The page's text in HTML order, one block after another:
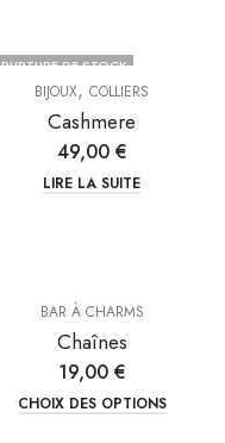
RUPTURE DE STOCK
BIJOUX, COLLIERS
Cashmere
49,00 €
LIRE LA SUITE
BAR À CHARMS
Chaînes
19,00 €
CHOIX DES OPTIONS